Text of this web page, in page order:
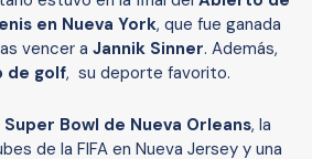
en Nueva York, que fue ganada
vencer a Jannik Sinner. Además,
de golf, su deporte favorito.
Super Bowl de Nueva Orleans, la
de la FIFA en Nueva Jersey y una